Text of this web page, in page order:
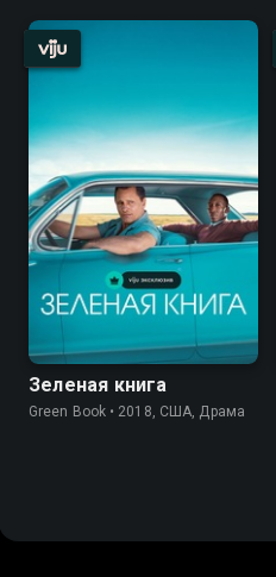
Зеленая книга
Green Book • 2018, США, Драма